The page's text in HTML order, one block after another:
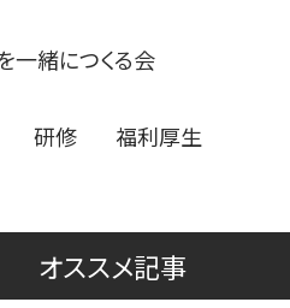
一緒につくる会
研修 福利厚生
オススメ記事